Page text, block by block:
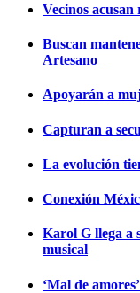
Vecinos
Buscan
Artesano
Apoyarán a
Capturan a
La evolución
Conexión
Karol G llega a
musical
‘Mal de